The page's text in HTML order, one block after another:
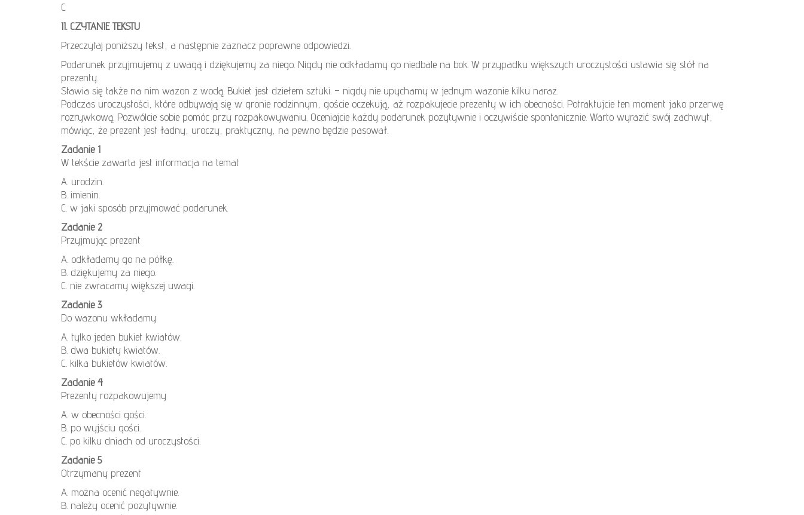
C
II. CZYTANIE TEKSTU
Przeczytaj poniższy tekst, a następnie zaznacz poprawne odpowiedzi.
Podarunek przyjmujemy z uwagą i dziękujemy za niego. Nigdy nie odkładamy go niedbale na bok. W przypadku większych uroczystości ustawia się stół na
prezenty.
Stawia się także na nim wazon z wodą. Bukiet jest dziełem sztuki. – nigdy nie upychamy w jednym wazonie kilku naraz.
Podczas uroczystości, które odbywają się w gronie rodzinnym, goście oczekują, aż rozpakujecie prezenty w ich obecności. Potraktujcie ten moment jako przerwę
rozrywkową. Pozwólcie sobie pomóc przy rozpakowywaniu. Oceniajcie każdy podarunek pozytywnie i oczywiście spontanicznie. Warto wyrazić swój zachwyt,
mówiąc, że prezent jest ładny, uroczy, praktyczny, na pewno będzie pasował.
Zadanie 1
W tekście zawarta jest informacja na temat
A. urodzin.
B. imienin.
C. w jaki sposób przyjmować podarunek.
Zadanie 2
Przyjmując prezent
A. odkładamy go na półkę.
B. dziękujemy za niego.
C. nie zwracamy większej uwagi.
Zadanie 3
Do wazonu wkładamy
A. tylko jeden bukiet kwiatów.
B. dwa bukiety kwiatów.
C. kilka bukietów kwiatów.
Zadanie 4
Prezenty rozpakowujemy
A. w obecności gości.
B. po wyjściu gości.
C. po kilku dniach od uroczystości.
Zadanie 5
Otrzymany prezent
A. można ocenić negatywnie.
B. należy ocenić pozytywnie.